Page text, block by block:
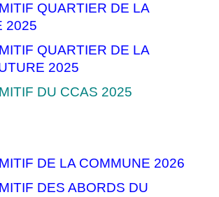
QUARTIER DE LA
2025
QUARTIER DE LA
2025
DU CCAS 2025
DE LA COMMUNE 2026
DES ABORDS DU